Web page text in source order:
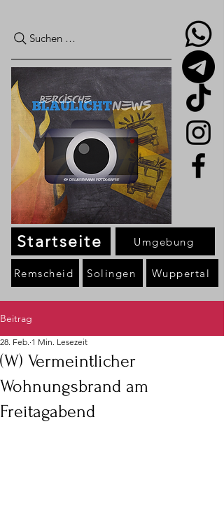
Suchen …
Startseite
Remscheid Solingen Wuppertal
Umgebung
Beitrag
(W) Vermeintlicher
Wohnungsbrand am
Freitagabend
28. Feb. 1 Min. Lesezeit